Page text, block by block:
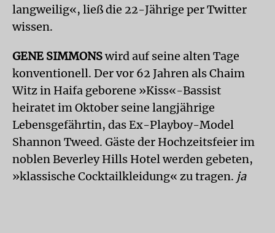
langweilig«, ließ die 22-Jährige per Twitter
wissen.
GENE SIMMONSwird auf seine alten Tage
konventionell. Der vor 62 Jahren als Chaim
Witz in Haifa geborene »Kiss«-Bassist
heiratet im Oktober seine langjährige
Lebensgefährtin, das Ex-Playboy-Model
Shannon Tweed. Gäste der Hochzeitsfeier im
noblen Beverley Hills Hotel werden gebeten,
»klassische Cocktailkleidung« zu tragen. ja